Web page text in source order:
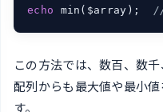
echo min($array);
この方法では、数百、数
配列からも最大値や最小
す。